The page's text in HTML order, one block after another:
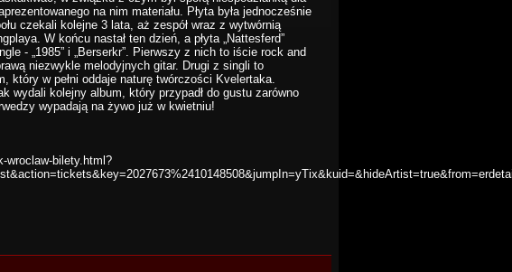
na nim materiału. Płyta była jednocześnie
czekali kolejne 3 lata, aż zespół wraz z wytwórnią
W końcu nastał ten dzień, a płyta „Nattesferd”
- „1985” i „Berserkr”. Pierwszy z nich to iście rock and
niezwykle melodyjnych gitar. Drugi z singli to
który w pełni oddaje naturę twórczości Kvelertaka.
wydali kolejny album, który przypadł do gustu zarówno
wypadają na żywo już w kwietniu!
wroclaw-bilety.html?